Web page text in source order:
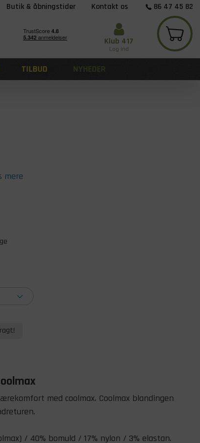
Butik & åbningstider Kontakt os
86 47 45 82
Klub 417
Log ind
TILBUD NYHEDER
mere
med coolmax. Coolmax blandingen
/ 40% bomuld / 17% nylon / 3% elastan.